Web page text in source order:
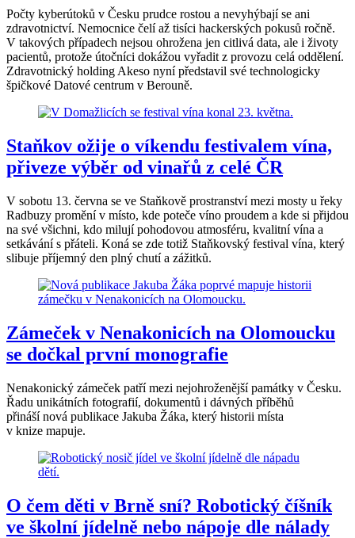
Počty kyberútoků v Česku prudce rostou a nevyhýbají se ani
zdravotnictví. Nemocnice čelí až tisíci hackerských pokusů ročně.
V takových případech nejsou ohrožena jen citlivá data, ale i životy
pacientů, protože útočníci dokážou vyřadit z provozu celá oddělení.
Zdravotnický holding Akeso nyní představil své technologicky
špičkové Datové centrum v Berouně.
Staňkov ožije o víkendu festivalem vína,
přiveze výběr od vinařů z celé ČR
V sobotu 13. června se ve Staňkově prostranství mezi mosty u řeky
Radbuzy promění v místo, kde poteče víno proudem a kde si přijdou
na své všichni, kdo milují pohodovou atmosféru, kvalitní vína a
setkávání s přáteli. Koná se zde totiž Staňkovský festival vína, který
slibuje příjemný den plný chutí a zážitků.
Zámeček v Nenakonicích na Olomoucku
se dočkal první monografie
Nenakonický zámeček patří mezi nejohroženější památky v Česku.
Řadu unikátních fotografií, dokumentů i dávných příběhů
přináší nová publikace Jakuba Žáka, který historii místa
v knize mapuje.
O čem děti v Brně sní? Robotický číšník
ve školní jídelně nebo nápoje dle nálady